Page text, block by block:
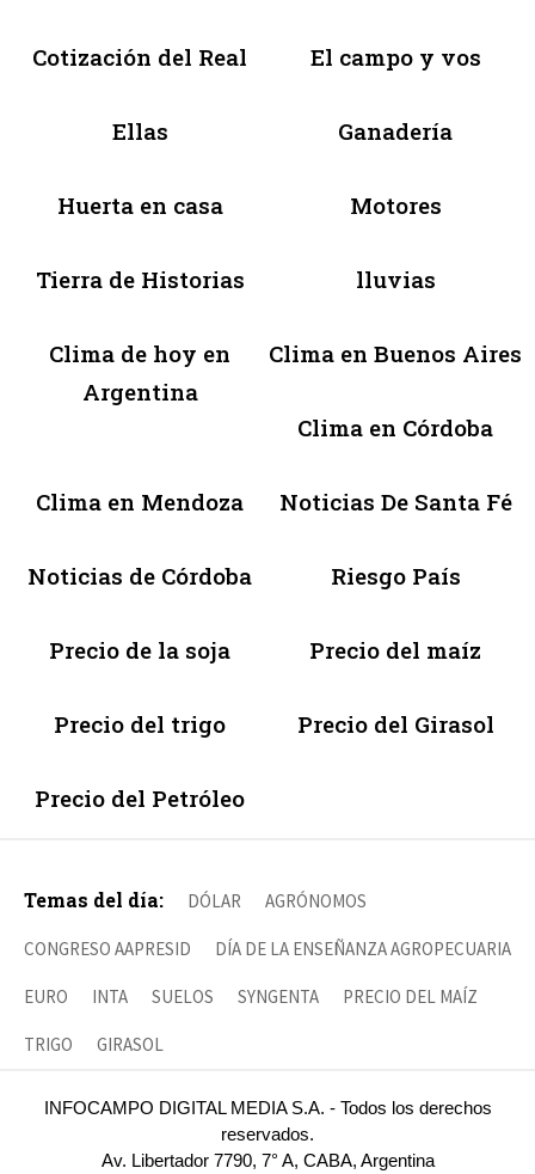
Cotización del Real El campo y vos
Ellas Ganadería
Huerta en casa Motores
Tierra de Historias lluvias
Clima de hoy en
Argentina
Clima en Buenos Aires
Clima en Córdoba
Clima en Mendoza Noticias De Santa Fé
Noticias de Córdoba Riesgo País
Precio de la soja Precio del maíz
Precio del trigo Precio del Girasol
Precio del Petróleo
Temas del día: DÓLAR AGRÓNOMOS
CONGRESO AAPRESID DÍA DE LA ENSEÑANZA AGROPECUARIA
EURO INTA SUELOS SYNGENTA PRECIO DEL MAÍZ
TRIGO GIRASOL
INFOCAMPO DIGITAL MEDIA S.A. - Todos los derechos
reservados.
Av. Libertador 7790, 7° A, CABA, Argentina